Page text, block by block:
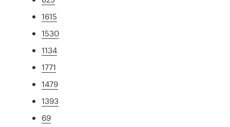
1615
1530
1134
1771
1479
1393
69